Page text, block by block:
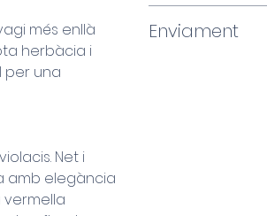
més enllà
herbàcia i
per una
Net i
amb elegància
Enviament